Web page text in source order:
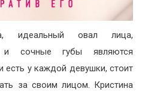
идеальный овал лица,
и сочные губы являются
есть у каждой девушки, стоит
за своим лицом. Кристина